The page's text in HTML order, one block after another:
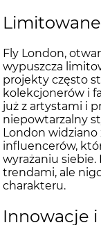
Fly London,
wypuszcza
projekty często
kolekcjonerów i
już z artystami i
niepowtarzalny
London
influencerów,
wyrażaniu siebie.
trendami, ale
charakteru.
Innowacje